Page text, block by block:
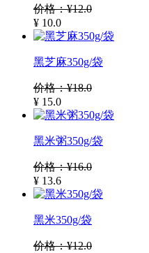
价格：¥12.0
¥ 10.0
黑芝麻350g/袋
价格：¥18.0
¥ 15.0
黑米粥350g/袋
价格：¥16.0
¥ 13.6
黑米350g/袋
价格：¥12.0